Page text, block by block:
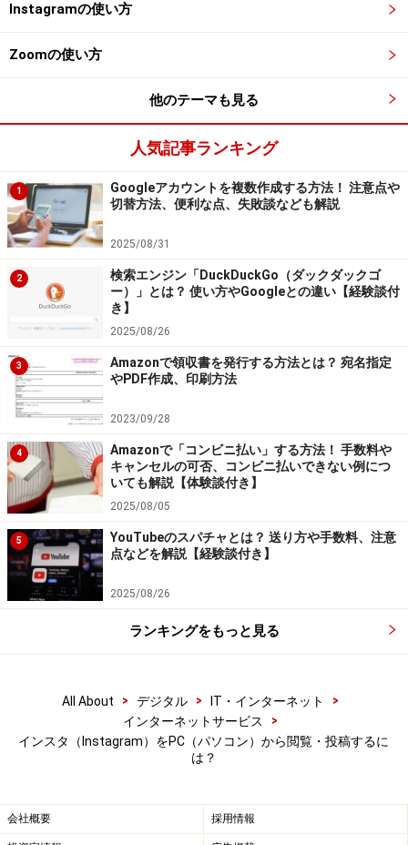
ウザの右上にある縦に3つ並んだ丸をクリックし、「そ
の他のツール」にマウスオーバーしたら、「デベロッパ
ーツール」を選択する（ログアウトした状態で行いま
Google Chromeでデベロッパーツールを開く方法。Windows
の場合はF12キーでも開きます
2. コードエリアの「Elements」タブの左横にあるスマホ
マークの付いたアイコンをクリックする
デベロッパーツールを開いたら、ピンクの丸の箇所をクリッ
クしましょう
3. Instagramにログインする
デベロッパーツールからInstagramにログインします
4. 投稿ボタンを選択して、写真をアップロードする
投稿ボタンは下にあります
5. 写真を編集して、「次へ」をクリックする。なお、PC
版ではフィルターを選択したり、写真のトリミングや回
写真の編集が終わったら、「次へ」をクリック
付けなどを行って、右上の「シェア」を押したら投稿完
了です
Instagramの使い方
Zoomの使い方
他のテーマも見る
人気記事ランキング
1
Googleアカウントを複数作成する方法！ 注意点や
切替方法、便利な点、失敗談なども解説
2025/08/31
2
検索エンジン「DuckDuckGo（ダックダックゴ
ー）」とは？ 使い方やGoogleとの違い【経験談付
き】
2025/08/26
3
Amazonで領収書を発行する方法とは？ 宛名指定
やPDF作成、印刷方法
2023/09/28
4
Amazonで「コンビニ払い」する方法！ 手数料や
キャンセルの可否、コンビニ払いできない例につ
いても解説【体験談付き】
2025/08/05
5
YouTubeのスパチャとは？ 送り方や手数料、注意
点などを解説【経験談付き】
2025/08/26
ランキングをもっと見る
All About > デジタル > IT・インターネット
>
インターネットサービス
>
インスタ（Instagram）をPC（パソコン）から閲覧・投稿するに
は？
会社概要 採用情報